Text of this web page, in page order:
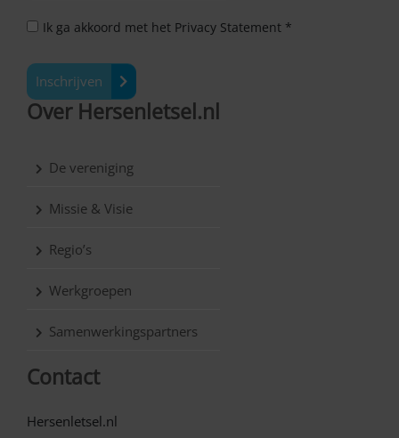
Ik ga akkoord met het Privacy Statement *
Inschrijven
Over Hersenletsel.nl
De vereniging
Missie & Visie
Regio’s
Werkgroepen
Samenwerkingspartners
Contact
Hersenletsel.nl